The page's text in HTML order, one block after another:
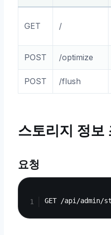
GET /
POST /optimize
POST /flush
스토리지 정보
요청